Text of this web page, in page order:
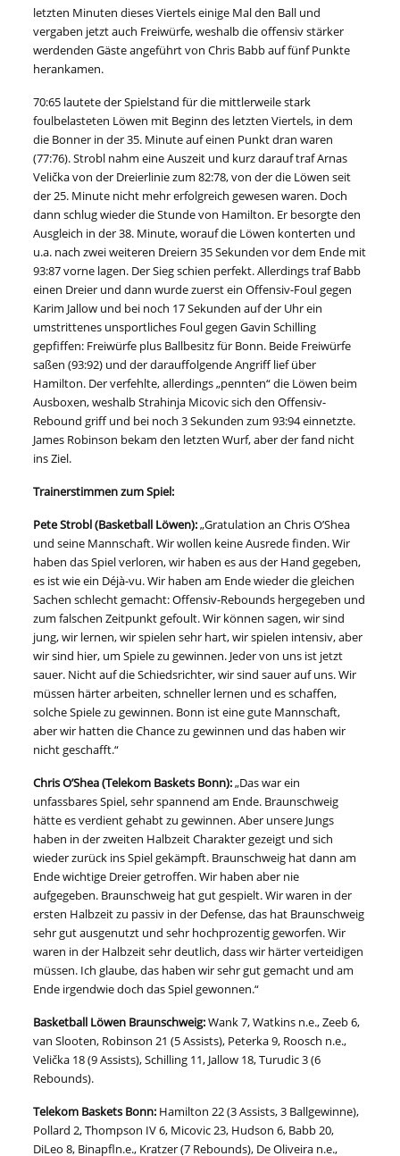
letzten Minuten dieses Viertels einige Mal den Ball und
vergaben jetzt auch Freiwürfe, weshalb die offensiv stärker
werdenden Gäste angeführt von Chris Babb auf fünf Punkte
herankamen.
70:65 lautete der Spielstand für die mittlerweile stark
foulbelasteten Löwen mit Beginn des letzten Viertels, in dem
die Bonner in der 35. Minute auf einen Punkt dran waren
(77:76). Strobl nahm eine Auszeit und kurz darauf traf Arnas
Velička von der Dreierlinie zum 82:78, von der die Löwen seit
der 25. Minute nicht mehr erfolgreich gewesen waren. Doch
dann schlug wieder die Stunde von Hamilton. Er besorgte den
Ausgleich in der 38. Minute, worauf die Löwen konterten und
u.a. nach zwei weiteren Dreiern 35 Sekunden vor dem Ende mit
93:87 vorne lagen. Der Sieg schien perfekt. Allerdings traf Babb
einen Dreier und dann wurde zuerst ein Offensiv-Foul gegen
Karim Jallow und bei noch 17 Sekunden auf der Uhr ein
umstrittenes unsportliches Foul gegen Gavin Schilling
gepfiffen: Freiwürfe plus Ballbesitz für Bonn. Beide Freiwürfe
saßen (93:92) und der darauffolgende Angriff lief über
Hamilton. Der verfehlte, allerdings „pennten“ die Löwen beim
Ausboxen, weshalb Strahinja Micovic sich den Offensiv-
Rebound griff und bei noch 3 Sekunden zum 93:94 einnetzte.
James Robinson bekam den letzten Wurf, aber der fand nicht
ins Ziel.
Trainerstimmen zum Spiel:
Pete Strobl (Basketball Löwen):„Gratulation an Chris O’Shea
und seine Mannschaft. Wir wollen keine Ausrede finden. Wir
haben das Spiel verloren, wir haben es aus der Hand gegeben,
es ist wie ein Déjà-vu. Wir haben am Ende wieder die gleichen
Sachen schlecht gemacht: Offensiv-Rebounds hergegeben und
zum falschen Zeitpunkt gefoult. Wir können sagen, wir sind
jung, wir lernen, wir spielen sehr hart, wir spielen intensiv, aber
wir sind hier, um Spiele zu gewinnen. Jeder von uns ist jetzt
sauer. Nicht auf die Schiedsrichter, wir sind sauer auf uns. Wir
müssen härter arbeiten, schneller lernen und es schaffen,
solche Spiele zu gewinnen. Bonn ist eine gute Mannschaft,
aber wir hatten die Chance zu gewinnen und das haben wir
nicht geschafft.“
Chris O’Shea (Telekom Baskets Bonn):„Das war ein
unfassbares Spiel, sehr spannend am Ende. Braunschweig
hätte es verdient gehabt zu gewinnen. Aber unsere Jungs
haben in der zweiten Halbzeit Charakter gezeigt und sich
wieder zurück ins Spiel gekämpft. Braunschweig hat dann am
Ende wichtige Dreier getroffen. Wir haben aber nie
aufgegeben. Braunschweig hat gut gespielt. Wir waren in der
ersten Halbzeit zu passiv in der Defense, das hat Braunschweig
sehr gut ausgenutzt und sehr hochprozentig geworfen. Wir
waren in der Halbzeit sehr deutlich, dass wir härter verteidigen
müssen. Ich glaube, das haben wir sehr gut gemacht und am
Ende irgendwie doch das Spiel gewonnen.“
Basketball Löwen Braunschweig:Wank 7, Watkins n.e., Zeeb 6,
van Slooten, Robinson 21 (5 Assists), Peterka 9, Roosch n.e.,
Velička 18 (9 Assists), Schilling 11, Jallow 18, Turudic 3 (6
Rebounds).
Telekom Baskets Bonn: Hamilton 22 (3 Assists, 3 Ballgewinne),
Pollard 2, Thompson IV 6, Micovic 23, Hudson 6, Babb 20,
DiLeo 8, Binapfln.e., Kratzer (7 Rebounds), De Oliveira n.e.,